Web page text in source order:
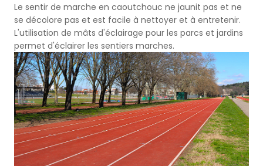
Terrains de Tennis
Terrains de Squash
Tribune en Acier
Terrains de Basketball
Terrains de Volley-ball
Terrains de Handball
Gazon Pour Tennis
Gazon de Golf
Gazon Hybride
Gazon Naturel
Sol Caoutchouc Modulaire
Le sentir de marche en caoutchouc ne jaunit pas et ne
se décolore pas et est facile à nettoyer et à entretenir.
L'utilisation de mâts d'éclairage pour les parcs et jardins
permet d'éclairer les sentiers marches.